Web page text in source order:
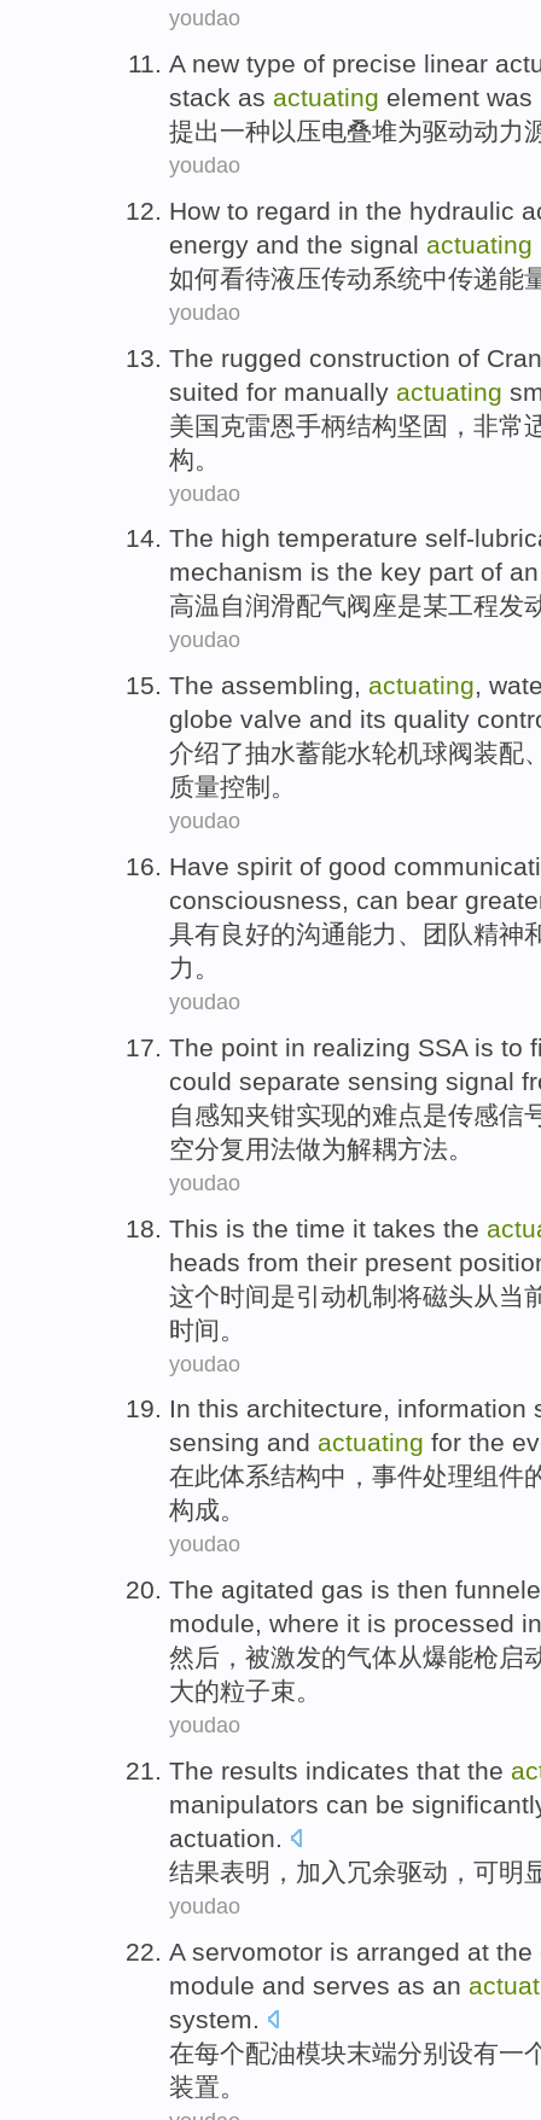
youdao
A new type of precise linear
stack as actuating element was
提出一种以压电叠堆为驱动动力
youdao
How to regard in the hydraulic
energy and the signal actuating
如何看待液压传动系统中传递能
youdao
The rugged construction of
suited for manually actuating
美国克雷恩手柄结构坚固，非常
构 。
youdao
The high temperature self-
mechanism is the key part of
高温 自润滑配气阀座是某工程发
youdao
The assembling, actuating,
globe valve and its quality
介绍了抽水蓄能水轮机球阀装配
质量控制 。
youdao
Have spirit of good
consciousness, can bear
具有良好的沟通能力 、 团队精神
力 。
youdao
The point in realizing SSA is to
could separate sensing signal
自感知夹钳实现的难点是传感信
空分复用法做为解耦方法。
youdao
This is the time it takes the
heads from their present
这个时间是引动机制将磁头从 当
时间。
youdao
In this architecture, information
sensing and actuating for the
在此体系结构中， 事件处理组件
构成。
youdao
The agitated gas is then
module, where it is processed
然后 ，被激发的气体从爆能枪启
大的粒子束。
youdao
The results indicates that the
manipulators can be
actuation.
结果表明 ， 加入 冗余驱动 ， 可明
youdao
A servomotor is arranged at the
module and serves as an
system.
在每个配油模块末端分别设有一
装置。